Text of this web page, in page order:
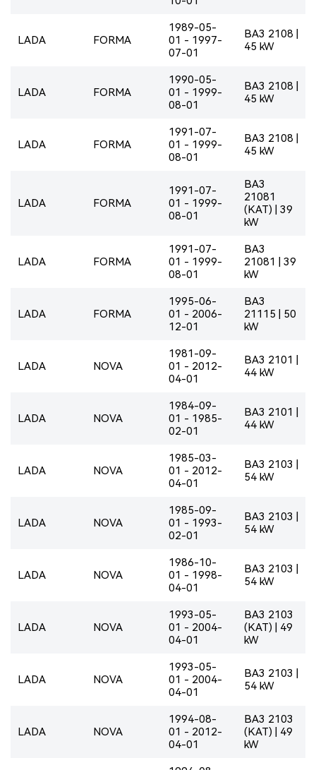
LADA FORMA
1989-05-
01 - 1997-
07-01
BA3 2108 |
45 kW
LADA FORMA
1990-05-
01 - 1999-
08-01
BA3 2108 |
45 kW
LADA FORMA
1991-07-
01 - 1999-
08-01
BA3 2108 |
45 kW
LADA FORMA
1991-07-
01 - 1999-
08-01
BA3
21081
(KAT) | 39
kW
LADA FORMA
1991-07-
01 - 1999-
08-01
BA3
21081 | 39
kW
LADA FORMA
1995-06-
01 - 2006-
12-01
BA3
21115 | 50
kW
LADA NOVA
1981-09-
01 - 2012-
04-01
BA3 2101 |
44 kW
LADA NOVA
1984-09-
01 - 1985-
02-01
BA3 2101 |
44 kW
LADA NOVA
1985-03-
01 - 2012-
04-01
BA3 2103 |
54 kW
LADA NOVA
1985-09-
01 - 1993-
02-01
BA3 2103 |
54 kW
LADA NOVA
1986-10-
01 - 1998-
04-01
BA3 2103 |
54 kW
LADA NOVA
1993-05-
01 - 2004-
04-01
BA3 2103
(KAT) | 49
kW
LADA NOVA
1993-05-
01 - 2004-
04-01
BA3 2103 |
54 kW
LADA NOVA
1994-08-
01 - 2012-
04-01
BA3 2103
(KAT) | 49
kW